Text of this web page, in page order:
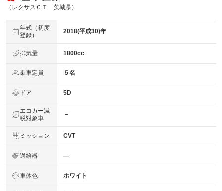
（レクサスＣＴ 茨城県）
年式（初度
登録）
2018(平成30)年
排気量 1800cc
乗車定員 ５名
ドア 5D
エコカー減
税対象車
－
ミッション CVT
過給器 ―
車体色 ホワイト